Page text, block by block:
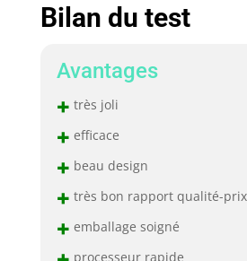
Bilan du test
Avantages
+ très joli
+ efficace
+ beau design
+ très bon rapport qualité-prix
+ emballage soigné
processeur rapide